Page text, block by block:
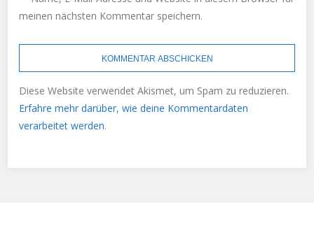
meinen nächsten Kommentar speichern.
Diese Website verwendet Akismet, um Spam zu reduzieren.
Erfahre mehr darüber, wie deine Kommentardaten
verarbeitet werden.